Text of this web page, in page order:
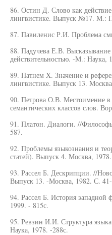
86. Остин Д. Слово как
лингвистике. Выпуск №17. М.:
87. Павиленис Р.И. Проблема
88. Падучева Е.В. Высказывание
действительностью. -М.: Наука,
89. Патнем X. Значение и
лингвистике. Выпуск 13.
90. Петрова О.В. Местоимение в
семантических классов слов.
91. Платон. Диалоги. //
587.
92. Проблемы языкознания и
статей). Выпуск 4. Москва,
93. Рассел Б. Дескрипции. //
Выпуск 13. -Москва, 1982. С.
94. Рассел Б. История
1999. - 815с.
95. Ревзин И.И. Структура
Наука, 1978. -288с.